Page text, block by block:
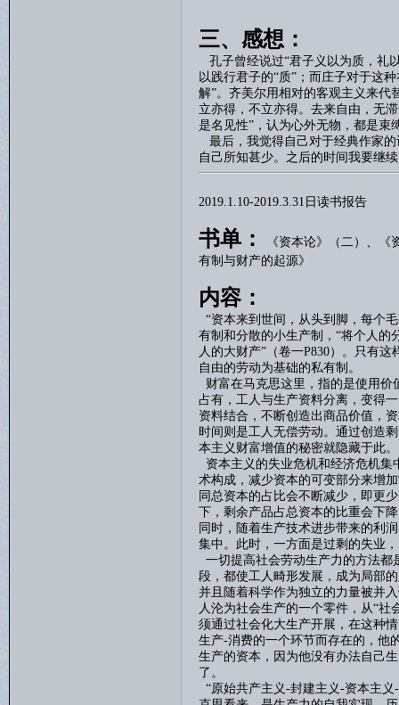
三、感想：
孔子曾经说过“君子义以为质，礼
以践行君子的“质”；而庄子对于这
解”。齐美尔用相对的客观主义来代
立亦得，不立亦得。去来自由，无
是名见性”，认为心外无物，都是束
最后，我觉得自己对于经典作家
自己所知甚少。之后的时间我要继
2019.1.10-2019.3.31 日读书报告
书单： 《资本论》（二）、
《
有制与财产的起源》
内容：
“资本来到世间，从头到脚，每个
有制和分散的小生产制，“将个人的
人的大财产”（卷一P830）。只有这
自由的劳动为基础的私有制。
财富在马克思这里，指的是使用价
占有，工人与生产资料分离，变得
资料结合，不断创造出商品价值，
时间则是工人无偿劳动。通过创造
本主义财富增值的秘密就隐藏于此。
资本主义的失业危机和经济危机集
术构成，减少资本的可变部分来增
同总资本的占比会不断减少，即更
下，剩余产品占总资本的比重会下
同时，随着生产技术进步带来的利
集中。此时，一方面是过剩的失业
一切提高社会劳动生产力的方法都
段，都使工人畸形发展，成为局部
并且随着科学作为独立的力量被并
人沦为社会生产的一个零件，从“
须通过社会化大生产开展，在这种
生产-消费的一个环节而存在的，他
生产的资本，因为他没有办法自己
了。
“原始共产主义-封建主义-资本主义-